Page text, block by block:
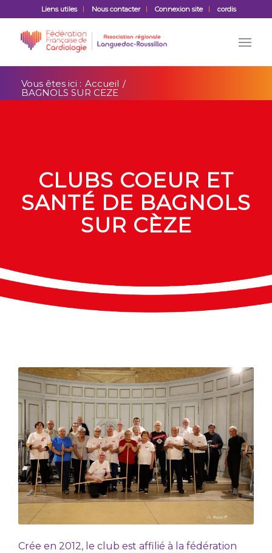
Liens utiles Nous contacter Connexion site cordis
Vous êtes ici : Accueil /
BAGNOLS SUR CEZE
CLUBS COEUR ET
SANTÉ DE BAGNOLS
SUR CÈZE
Crée en 2012, le club est affilié à la fédération